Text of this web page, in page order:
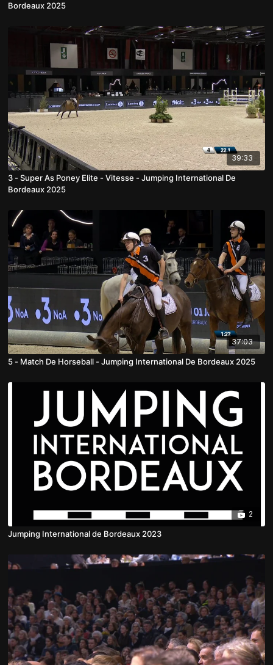
Bordeaux 2025
39:33
3 - Super As Poney Elite - Vitesse - Jumping International De
Bordeaux 2025
37:03
5 - Match De Horseball - Jumping International De Bordeaux 2025
2
Jumping International de Bordeaux 2023